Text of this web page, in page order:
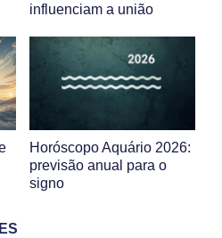
influenciam a união
Horóscopo Aquário 2026:
previsão anual para o
signo